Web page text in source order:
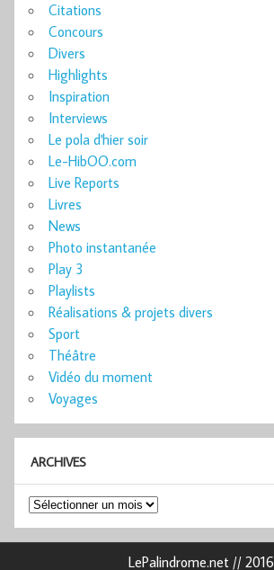
Citations
Concours
Divers
Highlights
Inspiration
Interviews
Le pola d'hier soir
Le-HibOO.com
Live Reports
Livres
News
Photo instantanée
Play 3
Playlists
Réalisations & projets divers
Sport
Théâtre
Vidéo du moment
Voyages
ARCHIVES
Archives
LePalindrome.net // 2016